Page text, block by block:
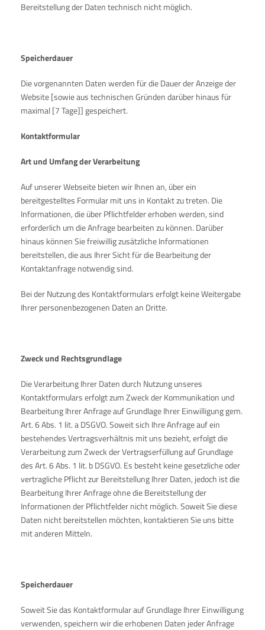
Bereitstellung der Daten technisch nicht möglich.
Speicherdauer
Die vorgenannten Daten werden für die Dauer der Anzeige der
Website [sowie aus technischen Gründen darüber hinaus für
maximal [7 Tage]] gespeichert.
Kontaktformular
Art und Umfang der Verarbeitung
Auf unserer Webseite bieten wir Ihnen an, über ein
bereitgestelltes Formular mit uns in Kontakt zu treten. Die
Informationen, die über Pflichtfelder erhoben werden, sind
erforderlich um die Anfrage bearbeiten zu können. Darüber
hinaus können Sie freiwillig zusätzliche Informationen
bereitstellen, die aus Ihrer Sicht für die Bearbeitung der
Kontaktanfrage notwendig sind.
Bei der Nutzung des Kontaktformulars erfolgt keine Weitergabe
Ihrer personenbezogenen Daten an Dritte.
Zweck und Rechtsgrundlage
Die Verarbeitung Ihrer Daten durch Nutzung unseres
Kontaktformulars erfolgt zum Zweck der Kommunikation und
Bearbeitung Ihrer Anfrage auf Grundlage Ihrer Einwilligung gem.
Art. 6 Abs. 1 lit. a DSGVO. Soweit sich Ihre Anfrage auf ein
bestehendes Vertragsverhältnis mit uns bezieht, erfolgt die
Verarbeitung zum Zweck der Vertragserfüllung auf Grundlage
des Art. 6 Abs. 1 lit. b DSGVO. Es besteht keine gesetzliche oder
vertragliche Pflicht zur Bereitstellung Ihrer Daten, jedoch ist die
Bearbeitung Ihrer Anfrage ohne die Bereitstellung der
Informationen der Pflichtfelder nicht möglich. Soweit Sie diese
Daten nicht bereitstellen möchten, kontaktieren Sie uns bitte
mit anderen Mitteln.
Speicherdauer
Soweit Sie das Kontaktformular auf Grundlage Ihrer Einwilligung
verwenden, speichern wir die erhobenen Daten jeder Anfrage